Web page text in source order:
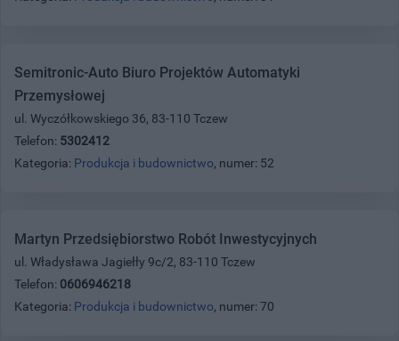
Semitronic-Auto Biuro Projektów Automatyki
Przemysłowej
ul. Wyczółkowskiego 36, 83-110 Tczew
Telefon: 5302412
Kategoria: Produkcja i budownictwo, numer: 52
Martyn Przedsiębiorstwo Robót Inwestycyjnych
ul. Władysława Jagiełły 9c/2, 83-110 Tczew
Telefon: 0606946218
Kategoria: Produkcja i budownictwo, numer: 70